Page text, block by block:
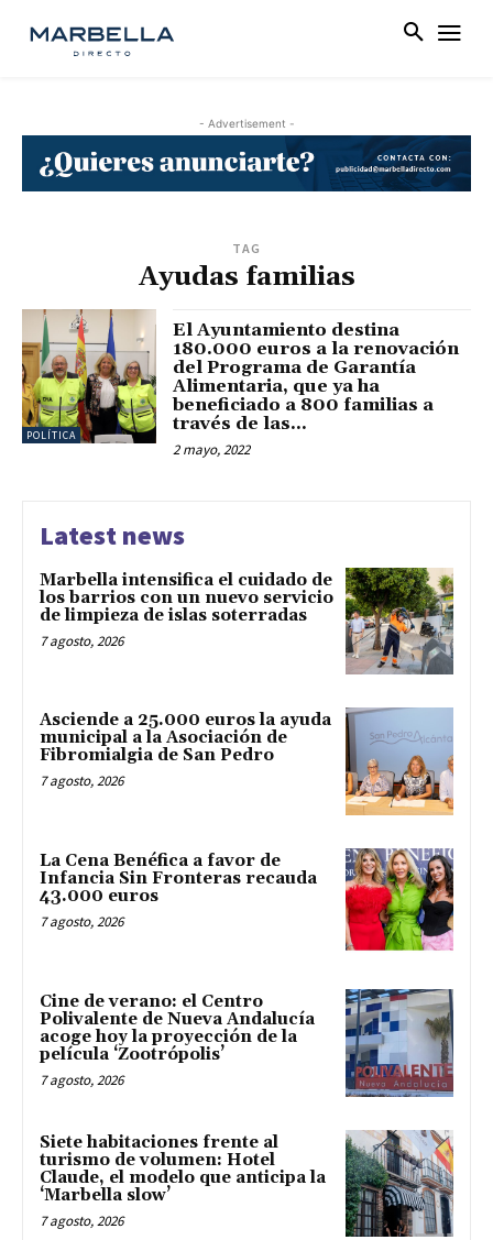
- Advertisement -
TAG
Ayudas familias
POLÍTICA
El Ayuntamiento destina
180.000 euros a la renovación
del Programa de Garantía
Alimentaria, que ya ha
beneficiado a 800 familias a
través de las...
2 mayo, 2022
Latest news
Marbella intensifica el cuidado de
los barrios con un nuevo servicio
de limpieza de islas soterradas
7 agosto, 2026
Asciende a 25.000 euros la ayuda
municipal a la Asociación de
Fibromialgia de San Pedro
7 agosto, 2026
La Cena Benéfica a favor de
Infancia Sin Fronteras recauda
43.000 euros
7 agosto, 2026
Cine de verano: el Centro
Polivalente de Nueva Andalucía
acoge hoy la proyección de la
película ‘Zootrópolis’
7 agosto, 2026
Siete habitaciones frente al
turismo de volumen: Hotel
Claude, el modelo que anticipa la
‘Marbella slow’
7 agosto, 2026